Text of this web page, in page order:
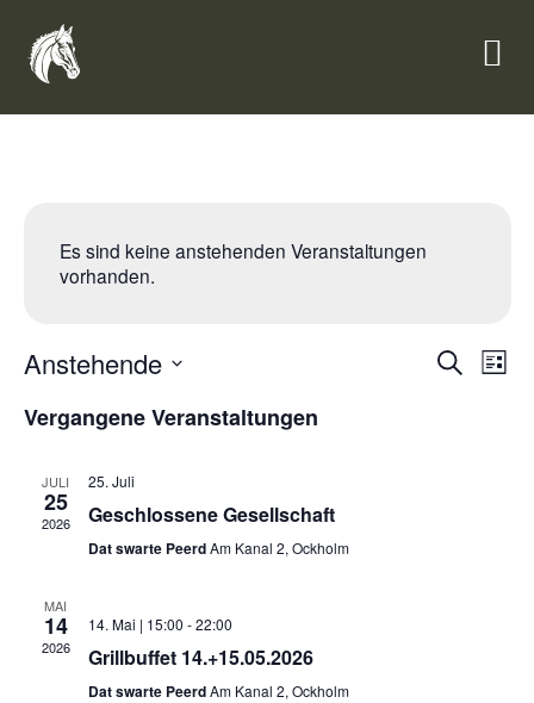
Es sind keine anstehenden Veranstaltungen
vorhanden.
SucheListe
Anstehende
wählen.
Vergangene Veranstaltungen
JULI
25
2026
25. Juli
Geschlossene Gesellschaft
Dat swarte PeerdAm Kanal 2, Ockholm
MAI
14
2026
14. Mai | 15:00 -22:00
Grillbuffet 14.+15.05.2026
Dat swarte PeerdAm Kanal 2, Ockholm